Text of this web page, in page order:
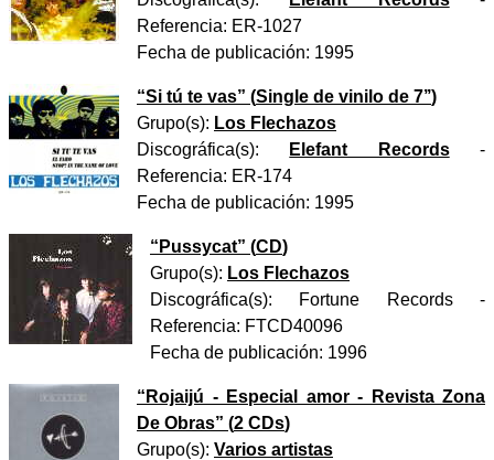
Referencia: ER-1027
Fecha de publicación: 1995
“Si tú te vas” (Single de vinilo de 7’’)
Grupo(s): Los Flechazos
Discográfica(s):
Elefant Records-
Referencia: ER-174
Fecha de publicación: 1995
“ Pussycat” (CD)
Grupo(s): Los Flechazos
Discográfica(s): Fortune Records-
Referencia: FTCD40096
Fecha de publicación: 1996
“ Rojaijú - Especial amor - Revista Zona
De Obras” (2 CDs)
Grupo(s): Varios artistas